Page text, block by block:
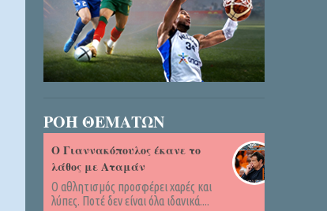
ΡΟΗ ΘΕΜΑΤΩΝ
Ο Γιαννακόπουλος έκανε το
λάθος με Αταμάν
Ο αθλητισμός προσφέρει χαρές και
λύπες. Ποτέ δεν είναι όλα ιδανικά....